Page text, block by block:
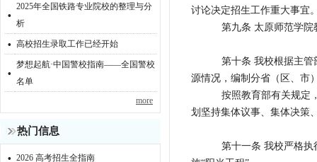
· 2025年全国铁路专业院校的整理与分
析
· 高校招生录取工作已经开始
· 梦想起航·中国警校指南——全国警校
名单
more
热门信息
2026 高考招生全指南
讨论决定招生工作重大事宜
第九条 太原师范学
第十条 我校根据主
源情况，编制分省（区、市
按照教育部有关规定
划坚持集体议事、集体决策
第十一条 我校严格执